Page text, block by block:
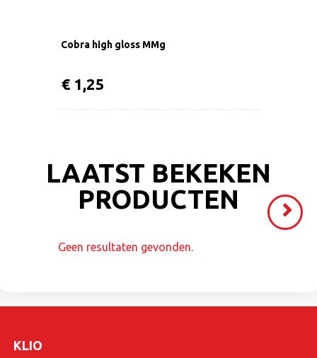
Cobra high gloss MMg
€ 1,25
LAATST BEKEKEN
PRODUCTEN
Geen resultaten gevonden.
Volgende
KLIO